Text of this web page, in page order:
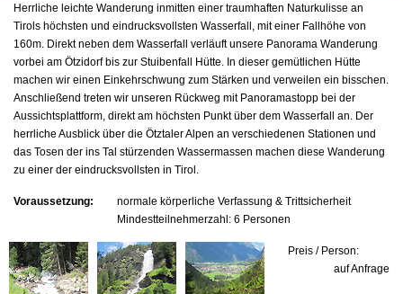
Herrliche leichte Wanderung inmitten einer traumhaften Naturkulisse an
Tirols höchsten und eindrucksvollsten Wasserfall, mit einer Fallhöhe von
160m. Direkt neben dem Wasserfall verläuft unsere Panorama Wanderung
vorbei am Ötzidorf bis zur Stuibenfall Hütte. In dieser gemütlichen Hütte
machen wir einen Einkehrschwung zum Stärken und verweilen ein bisschen.
Anschließend treten wir unseren Rückweg mit Panoramastopp bei der
Aussichtsplattform, direkt am höchsten Punkt über dem Wasserfall an. Der
herrliche Ausblick über die Ötztaler Alpen an verschiedenen Stationen und
das Tosen der ins Tal stürzenden Wassermassen machen diese Wanderung
zu einer der eindrucksvollsten in Tirol.
Voraussetzung:
normale körperliche Verfassung & Trittsicherheit
Mindestteilnehmerzahl: 6 Personen
Preis / Person:
auf Anfrage